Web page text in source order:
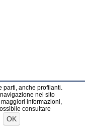
parti, anche profilanti.
nel sito
maggiori informazioni,
consultare
OK